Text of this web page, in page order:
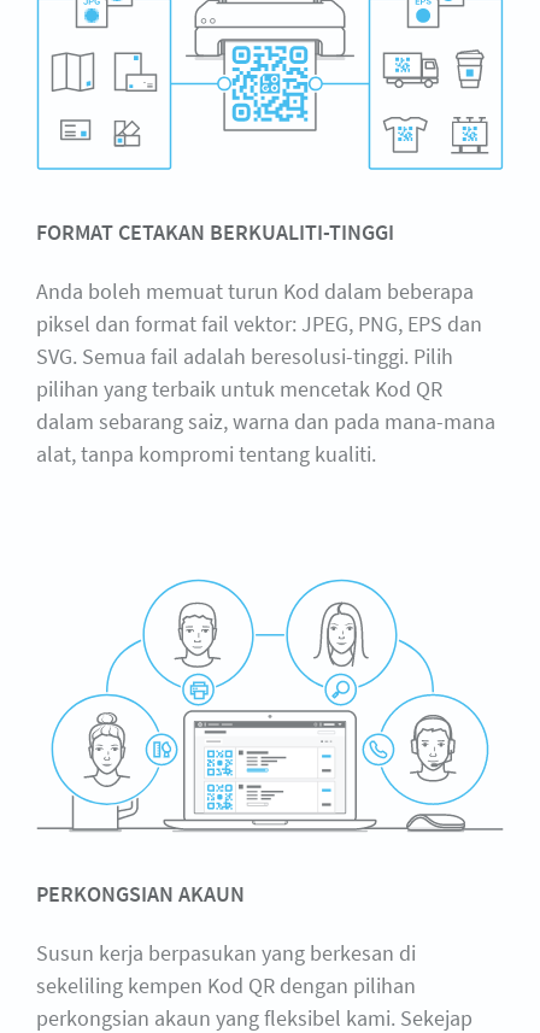
FORMAT CETAKAN BERKUALITI-TINGGI
Anda boleh memuat turun Kod dalam beberapa
piksel dan format fail vektor: JPEG, PNG, EPS dan
SVG. Semua fail adalah beresolusi-tinggi. Pilih
pilihan yang terbaik untuk mencetak Kod QR
dalam sebarang saiz, warna dan pada mana-mana
alat, tanpa kompromi tentang kualiti.
PERKONGSIAN AKAUN
Susun kerja berpasukan yang berkesan di
sekeliling kempen Kod QR dengan pilihan
perkongsian akaun yang fleksibel kami. Sekejap